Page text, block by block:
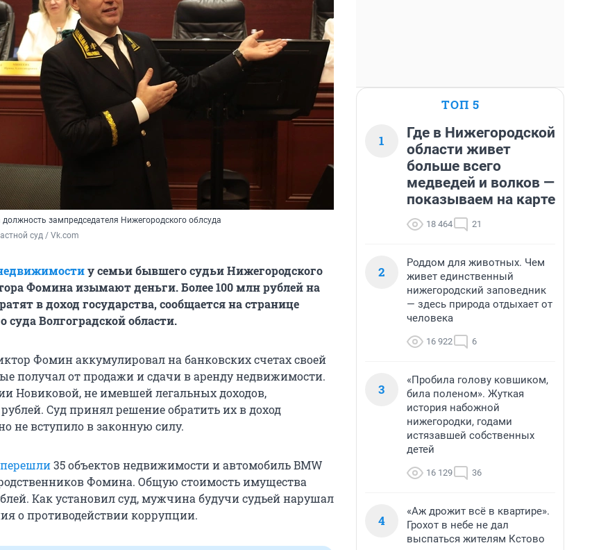
зампредседателя Нижегородского облсуда
суд / Vk.com
у семьи бывшего судьи Нижегородского
Фомина изымают деньги. Более 100 млн рублей на
в доход государства, сообщается на странице
суда Волгоградской области.
Фомин аккумулировал на банковских счетах своей
получал от продажи и сдачи в аренду недвижимости.
Новиковой, не имевшей легальных доходов,
Суд принял решение обратить их в доход
не вступило в законную силу.
перешли35 объектов недвижимости и автомобиль BMW
Фомина. Общую стоимость имущества
Как установил суд, мужчина будучи судьей нарушал
о противодействии коррупции.
ТОП 5
1
Где в Нижегородской
области живет
больше всего
медведей и волков —
показываем на карте
18 464 21
2
Роддом для животных. Чем
живет единственный
нижегородский заповедник
— здесь природа отдыхает от
человека
16 922 6
3
«Пробила голову ковшиком,
била поленом». Жуткая
история набожной
нижегородки, годами
истязавшей собственных
детей
16 129 36
4
«Аж дрожит всё в квартире».
Грохот в небе не дал
выспаться жителям Кстово